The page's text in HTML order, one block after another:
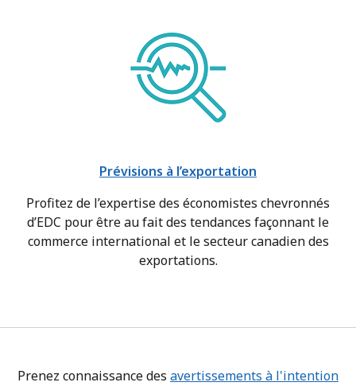
Prévisions à l’exportation
Profitez de l’expertise des économistes chevronnés
d’EDC pour être au fait des tendances façonnant le
commerce international et le secteur canadien des
exportations.
Prenez connaissance des avertissements à l'intention